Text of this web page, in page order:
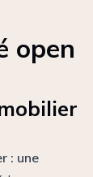
open
: une